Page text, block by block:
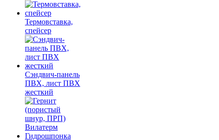
Термовставка,
спейсер
Сэндвич-панель
ПВХ, лист ПВХ
жесткий